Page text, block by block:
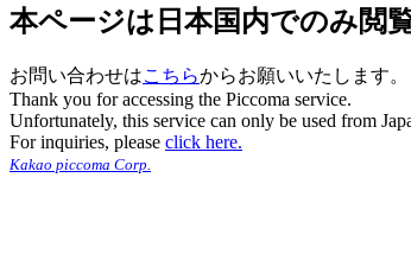
本ページは日本国内でのみ閲
お問い合わせはこちらからお願いいたします。
Thank you for accessing the Piccoma service.
Unfortunately, this service can only be used from
For inquiries, please click here.
Kakao piccoma Corp.